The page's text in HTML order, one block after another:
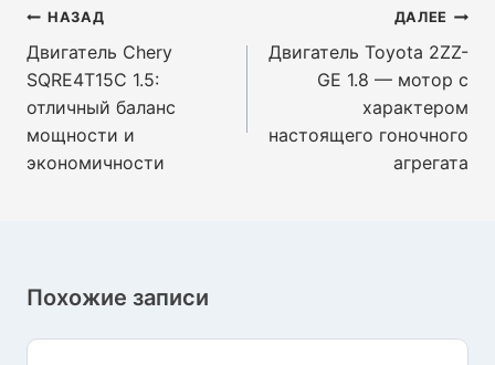
Навигация
по
записям
НАЗАД
Двигатель Chery
SQRE4T15C 1.5:
отличный баланс
мощности и
экономичности
ДАЛЕЕ
Двигатель Toyota 2ZZ-
GE 1.8 — мотор с
характером
настоящего гоночного
агрегата
Похожие записи